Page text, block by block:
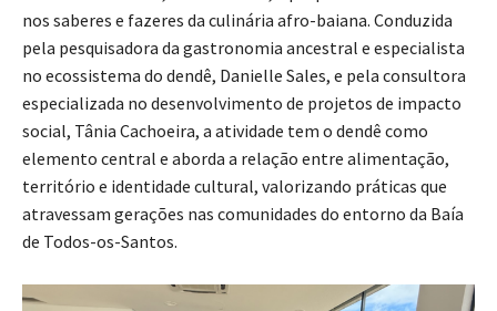
nos saberes e fazeres da culinária afro-baiana. Conduzida
pela pesquisadora da gastronomia ancestral e especialista
no ecossistema do dendê, Danielle Sales, e pela consultora
especializada no desenvolvimento de projetos de impacto
social, Tânia Cachoeira, a atividade tem o dendê como
elemento central e aborda a relação entre alimentação,
território e identidade cultural, valorizando práticas que
atravessam gerações nas comunidades do entorno da Baía
de Todos-os-Santos.